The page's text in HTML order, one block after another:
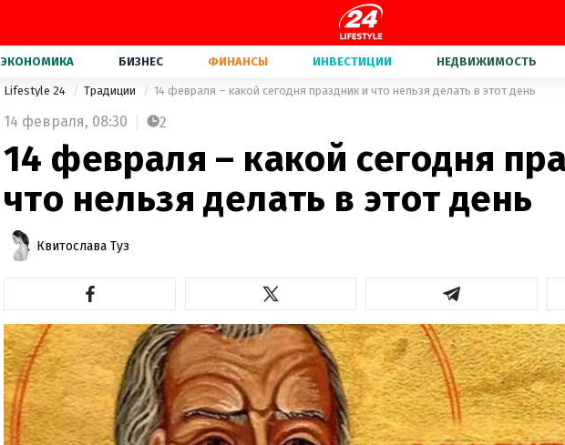
ЭКОНОМИКА БИЗНЕС ФИНАНСЫ ИНВЕСТИЦИИ НЕДВИЖИМОСТЬ
Lifestyle 24 Традиции 14 февраля – какой сегодня праздник и что нельзя делать в этот день
14 февраля, 08:30 2
14 февраля – какой сегодня
что нельзя делать в этот день
Квитослава Туз